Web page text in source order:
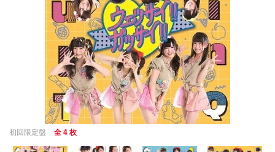
初回限定盤 全 4 枚